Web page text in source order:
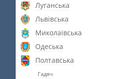
Луганська
Львівська
Миколаївська
Одеська
Полтавська
Гадяч